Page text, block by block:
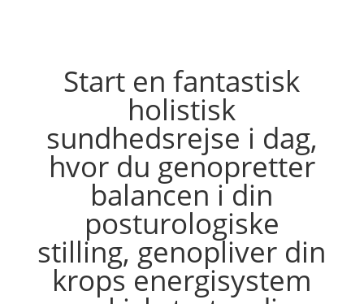
Start en fantastisk
holistisk
sundhedsrejse i dag,
hvor du genopretter
balancen i din
posturologiske
stilling, genopliver din
krops energisystem